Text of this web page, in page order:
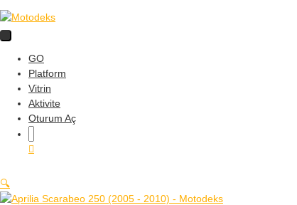
GO
Platform
Vitrin
Aktivite
Oturum Aç
🔍